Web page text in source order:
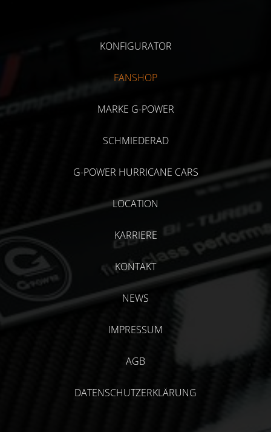
KONFIGURATOR
FANSHOP
MARKE G-POWER
SCHMIEDERAD
G-POWER HURRICANE CARS
LOCATION
KARRIERE
KONTAKT
NEWS
IMPRESSUM
AGB
DATENSCHUTZERKLÄRUNG